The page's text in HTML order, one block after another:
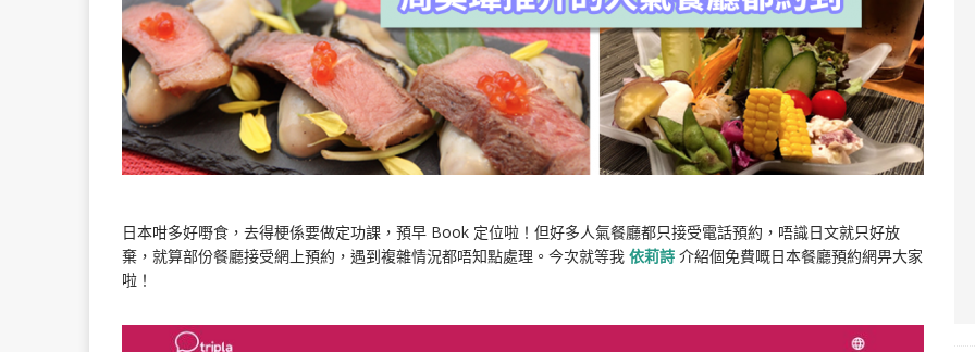
日本咁多好嘢食，去得梗係要做定功課，預早 Book 定位啦！但好多人氣餐廳都只接受電話預約，唔識日文就只好放
棄，就算部份餐廳接受網上預約，遇到複雜情況都唔知點處理。今次就等我 依莉詩 介紹個免費嘅日本餐廳預約網畀大家
啦！